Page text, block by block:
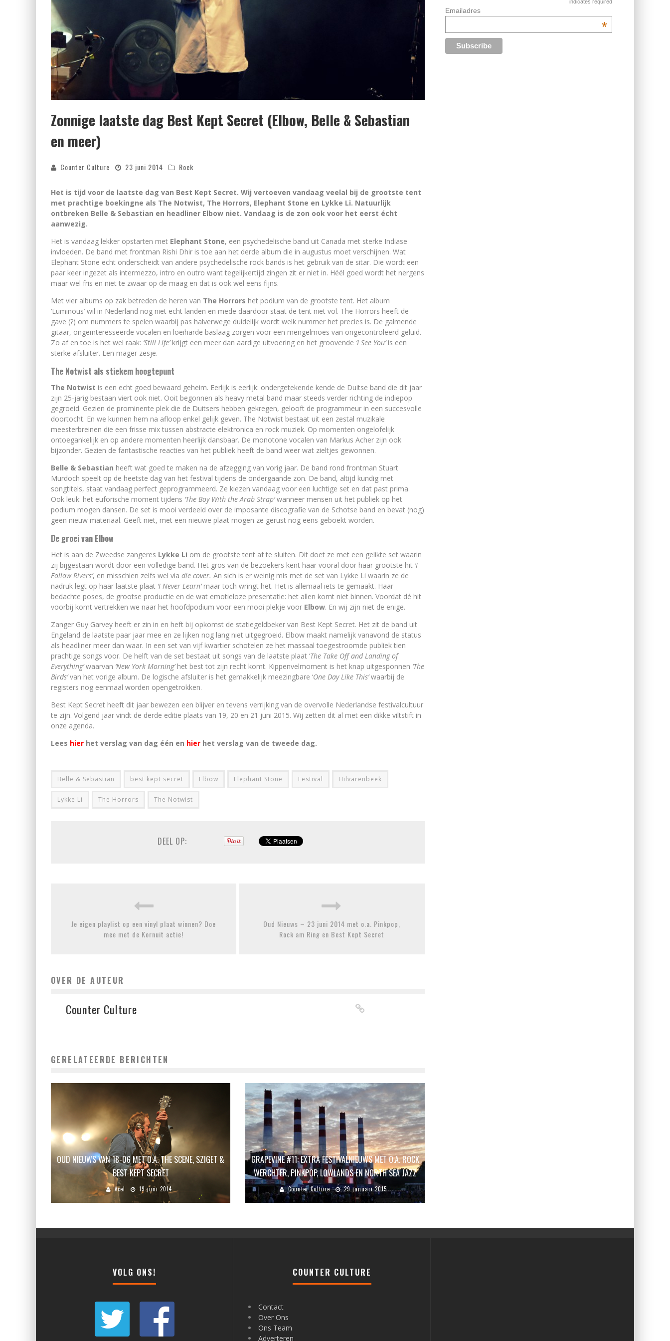
Zonnige laatste dag Best Kept Secret (Elbow, Belle & Sebastian
en meer)
Counter Culture 23 juni 2014 Rock
Het is tijd voor de laatste dag van Best Kept Secret. Wij vertoeven vandaag veelal bij de grootste tent
met prachtige boekingne als The Notwist, The Horrors, Elephant Stone en Lykke Li. Natuurlijk
ontbreken Belle & Sebastian en headliner Elbow niet. Vandaag is de zon ook voor het eerst écht
aanwezig.
Het is vandaag lekker opstarten met Elephant Stone, een psychedelische band uit Canada met sterke Indiase
invloeden. De band met frontman Rishi Dhir is toe aan het derde album die in augustus moet verschijnen. Wat
Elephant Stone echt onderscheidt van andere psychedelische rock bands is het gebruik van de sitar. Die wordt een
paar keer ingezet als intermezzo, intro en outro want tegelijkertijd zingen zit er niet in. Héél goed wordt het nergens
maar wel fris en niet te zwaar op de maag en dat is ook wel eens fijns.
Met vier albums op zak betreden de heren van The Horrors het podium van de grootste tent. Het album
‘Luminous’ wil in Nederland nog niet echt landen en mede daardoor staat de tent niet vol. The Horrors heeft de
gave (?) om nummers te spelen waarbij pas halverwege duidelijk wordt welk nummer het precies is. De galmende
gitaar, ongeïnteresseerde vocalen en loeiharde baslaag zorgen voor een mengelmoes van ongecontroleerd geluid.
Zo af en toe is het wel raak: ‘Still Life’krijgt een meer dan aardige uitvoering en het groovende ‘I See You’is een
sterke afsluiter. Een mager zesje.
The Notwist als stiekem hoogtepunt
The Notwist is een echt goed bewaard geheim. Eerlijk is eerlijk: ondergetekende kende de Duitse band die dit jaar
zijn 25-jarig bestaan viert ook niet. Ooit begonnen als heavy metal band maar steeds verder richting de indiepop
gegroeid. Gezien de prominente plek die de Duitsers hebben gekregen, gelooft de programmeur in een succesvolle
doortocht. En we kunnen hem na afloop enkel gelijk geven. The Notwist bestaat uit een zestal muzikale
meesterbreinen die een frisse mix tussen abstracte elektronica en rock muziek. Op momenten ongelofelijk
ontoegankelijk en op andere momenten heerlijk dansbaar. De monotone vocalen van Markus Acher zijn ook
bijzonder. Gezien de fantastische reacties van het publiek heeft de band weer wat zieltjes gewonnen.
Belle & Sebastian heeft wat goed te maken na de afzegging van vorig jaar. De band rond frontman Stuart
Murdoch speelt op de heetste dag van het festival tijdens de ondergaande zon. De band, altijd kundig met
songtitels, staat vandaag perfect geprogrammeerd. Ze kiezen vandaag voor een luchtige set en dat past prima.
Ook leuk: het euforische moment tijdens ‘The Boy With the Arab Strap’wanneer mensen uit het publiek op het
podium mogen dansen. De set is mooi verdeeld over de imposante discografie van de Schotse band en bevat (nog)
geen nieuw materiaal. Geeft niet, met een nieuwe plaat mogen ze gerust nog eens geboekt worden.
De groei van Elbow
Het is aan de Zweedse zangeres Lykke Li om de grootste tent af te sluiten. Dit doet ze met een gelikte set waarin
zij bijgestaan wordt door een volledige band. Het gros van de bezoekers kent haar vooral door haar grootste hit ‘I
Follow Rivers’, en misschien zelfs wel via die cover. An sich is er weinig mis met de set van Lykke Li waarin ze de
nadruk legt op haar laatste plaat ‘I Never Learn’maar toch wringt het. Het is allemaal iets te gemaakt. Haar
bedachte poses, de grootse productie en de wat emotieloze presentatie: het allen komt niet binnen. Voordat dé hit
voorbij komt vertrekken we naar het hoofdpodium voor een mooi plekje voor Elbow. En wij zijn niet de enige.
Zanger Guy Garvey heeft er zin in en heft bij opkomst de statiegeldbeker van Best Kept Secret. Het zit de band uit
Engeland de laatste paar jaar mee en ze lijken nog lang niet uitgegroeid. Elbow maakt namelijk vanavond de status
als headliner meer dan waar. In een set van vijf kwartier schotelen ze het massaal toegestroomde publiek tien
prachtige songs voor. De helft van de set bestaat uit songs van de laatste plaat ‘The Take Off and Landing of
Everything’waarvan ‘New York Morning’het best tot zijn recht komt. Kippenvelmoment is het knap uitgesponnen ‘The
Birds’van het vorige album. De logische afsluiter is het gemakkelijk meezingbare ‘One Day Like This’waarbij de
registers nog eenmaal worden opengetrokken.
Best Kept Secret heeft dit jaar bewezen een blijver en tevens verrijking van de overvolle Nederlandse festivalcultuur
te zijn. Volgend jaar vindt de derde editie plaats van 19, 20 en 21 juni 2015. Wij zetten dit al met een dikke viltstift in
onze agenda.
Lees hier het verslag van dag één en hier het verslag van de tweede dag.
Belle & Sebastian best kept secret Elbow Elephant Stone Festival Hilvarenbeek
Lykke Li The Horrors The Notwist
DEEL OP:
Je eigen playlist op een vinyl plaat winnen? Doe
mee met de Kornuit actie!
Oud Nieuws – 23 juni 2014 met o.a. Pinkpop,
Rock am Ring en Best Kept Secret
OVER DE AUTEUR
Counter Culture
GERELATEERDE BERICHTEN
OUD NIEUWS VAN 18-06 MET O.A. THE SCENE, SZIGET &
BEST KEPT SECRET
Axel 19 juni 2014
GRAPEVINE #11: EXTRA FESTIVALNIEUWS MET O.A. ROCK
WERCHTER, PINKPOP, LOWLANDS EN NORTH SEA JAZZ
Counter Culture 29 januari 2015
indicates required
Emailadres
*
VOLG ONS! COUNTER CULTURE
Contact
Over Ons
Ons Team
Adverteren